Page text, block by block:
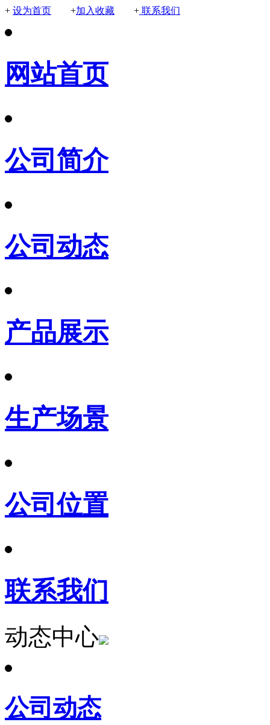
+ 设为首页 +加入收藏 + 联系我们
网站首页
公司简介
公司动态
产品展示
生产场景
公司位置
联系我们
动态中心
公司动态